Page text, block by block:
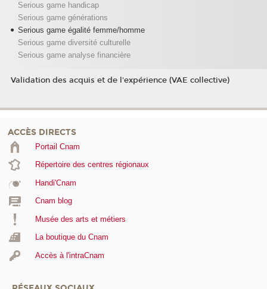
Serious game handicap
Serious game générations
Serious game égalité femme/homme
Serious game diversité culturelle
Serious game analyse financière
Validation des acquis et de l'expérience (VAE collective)
ACCÈS DIRECTS
Portail Cnam
Répertoire des centres régionaux
Handi'Cnam
Cnam blog
Musée des arts et métiers
La boutique du Cnam
Accès à l'intraCnam